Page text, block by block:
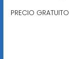
PRECIO GRATUITO